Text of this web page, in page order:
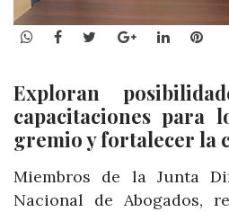
WhatsApp
Facebook
TwitterGoogle+LinkedIn
Exploran
capacitaciones para
gremio y fortalecer la
Miembros de la Junta
Nacional de Abogados,